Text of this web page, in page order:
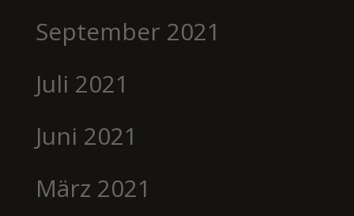
September 2021
Juli 2021
Juni 2021
März 2021